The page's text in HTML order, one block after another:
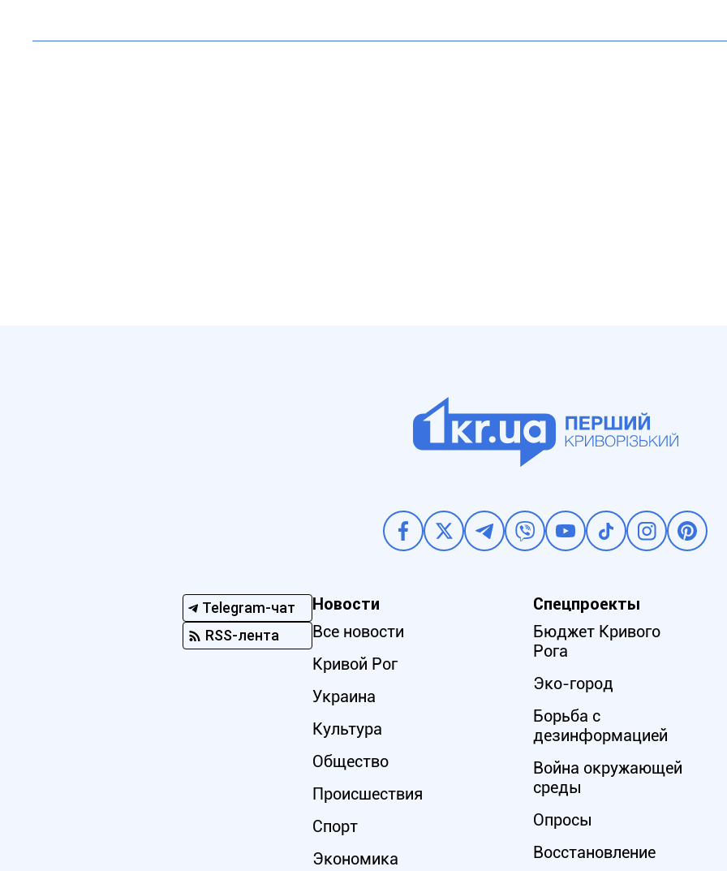
Telegram-чат
RSS-лента
Новости
Все новости
Кривой Рог
Украина
Культура
Общество
Происшествия
Спорт
Экономика
Спецпроекты
Бюджет Кривого
Рога
Эко-город
Борьба с
дезинформацией
Война окружающей
среды
Опросы
Восстановление